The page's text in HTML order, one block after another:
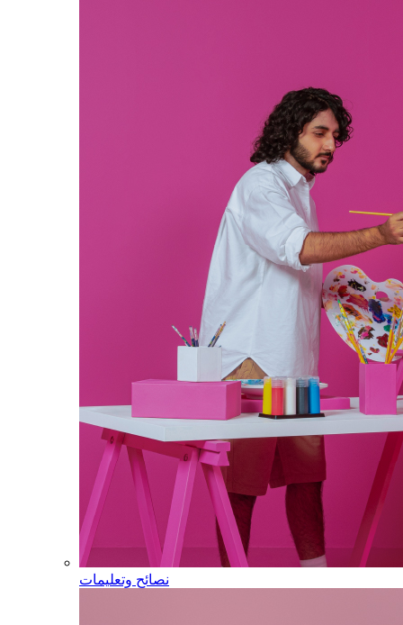
نصائح وتعليمات